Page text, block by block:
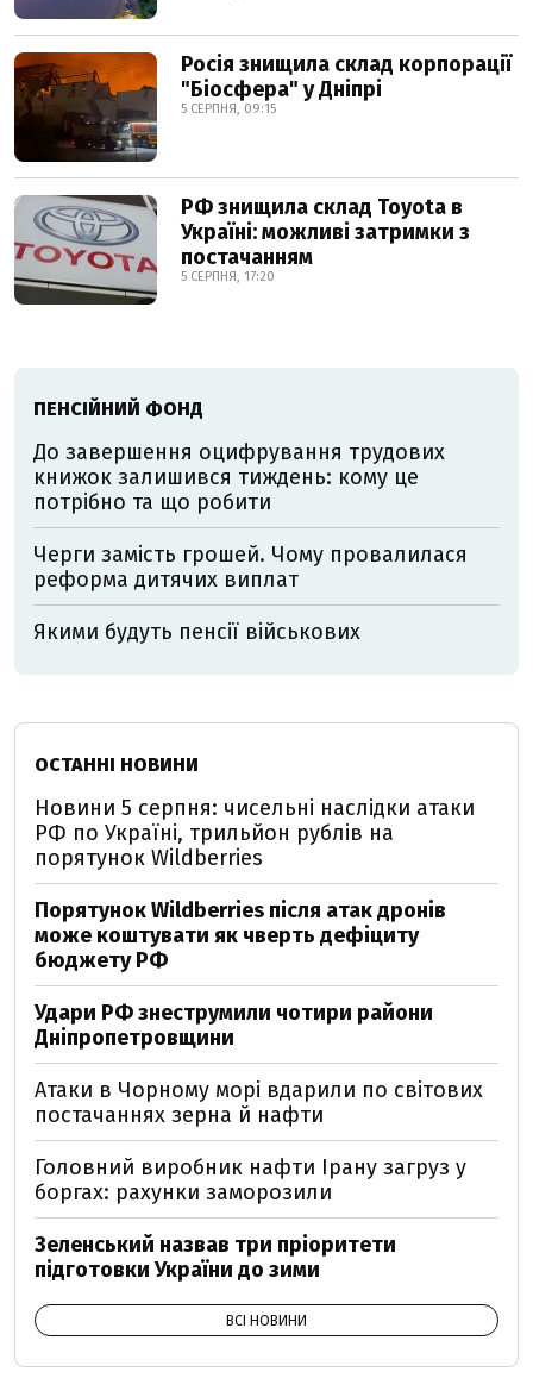
Росія знищила склад корпорації
"Біосфера" у Дніпрі
5 СЕРПНЯ, 09:15
РФ знищила склад Toyota в
Україні: можливі затримки з
постачанням
5 СЕРПНЯ, 17:20
ПЕНСІЙНИЙ ФОНД
До завершення оцифрування трудових
книжок залишився тиждень: кому це
потрібно та що робити
Черги замість грошей. Чому провалилася
реформа дитячих виплат
Якими будуть пенсії військових
ОСТАННІ НОВИНИ
Новини 5 серпня: чисельні наслідки атаки
РФ по Україні, трильйон рублів на
порятунок Wildberries
Порятунок Wildberries після атак дронів
може коштувати як чверть дефіциту
бюджету РФ
Удари РФ знеструмили чотири райони
Дніпропетровщини
Атаки в Чорному морі вдарили по світових
постачаннях зерна й нафти
Головний виробник нафти Ірану загруз у
боргах: рахунки заморозили
Зеленський назвав три пріоритети
підготовки України до зими
ВСІ НОВИНИ